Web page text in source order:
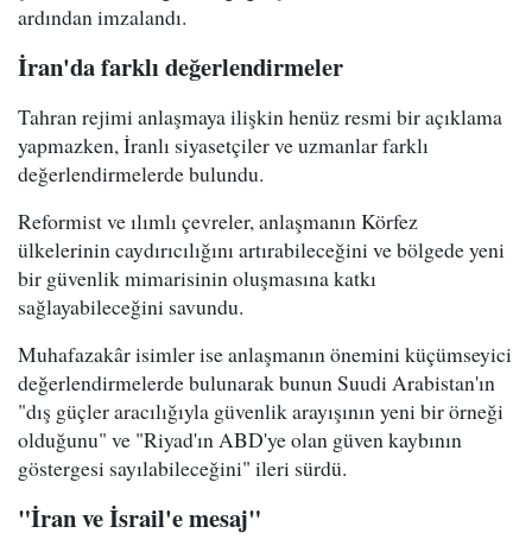
ardından imzalandı.
İran'da farklı değerlendirmeler
Tahran rejimi anlaşmaya ilişkin henüz resmi bir açıklama
yapmazken, İranlı siyasetçiler ve uzmanlar farklı
değerlendirmelerde bulundu.
Reformist ve ılımlı çevreler, anlaşmanın Körfez
ülkelerinin caydırıcılığını artırabileceğini ve bölgede yeni
bir güvenlik mimarisinin oluşmasına katkı
sağlayabileceğini savundu.
Muhafazakâr isimler ise anlaşmanın önemini küçümseyici
değerlendirmelerde bulunarak bunun Suudi Arabistan'ın
"dış güçler aracılığıyla güvenlik arayışının yeni bir örneği
olduğunu" ve "Riyad'ın ABD'ye olan güven kaybının
göstergesi sayılabileceğini" ileri sürdü.
"İran ve İsrail'e mesaj"